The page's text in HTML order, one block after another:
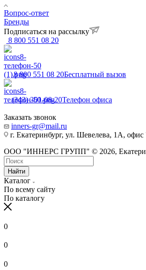
Вопрос-ответ
Бренды
Подписаться на рассылку
8 800 551 08 20
8 800 551 08 20Бесплатный вызов
(343) 301-08-20Телефон офиса
Заказать звонок
inners-gr@mail.ru
г. Екатеринбург, ул. Шевелева, 1А, офис
ООО "ИННЕРС ГРУПП" © 2026,
Найти
Каталог
По всему сайту
По каталогу
0
0
0